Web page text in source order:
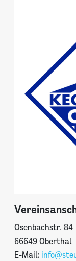
Osenbachstr. 84
66649 Oberthal
E-Mail: